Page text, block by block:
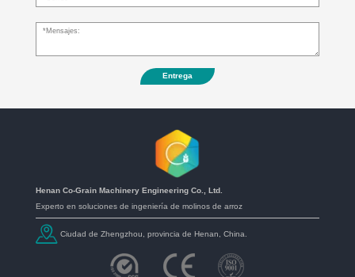
Entrega
Henan Co-Grain Machinery Engineering Co., Ltd.
Experto en soluciones de ingeniería de molinos de arroz
Ciudad de Zhengzhou, provincia de Henan, China.